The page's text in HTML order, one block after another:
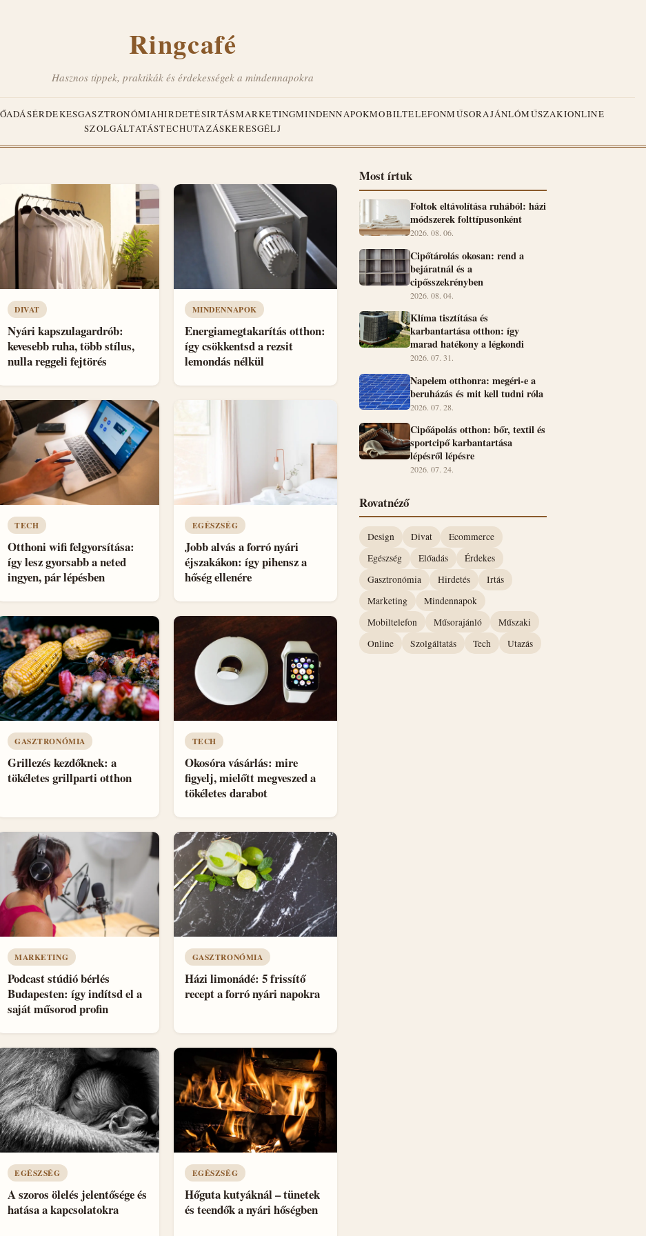
Ringcafé
Hasznos tippek, praktikák és érdekességek a mindennapokra
ÉRDEKESGASZTRONÓMIAHIRDETÉSIRTÁSMARKETINGMINDENNAPOKMOBILTELEFONMŰSORAJÁNLÓMŰSZAKIONLINE
SZOLGÁLTATÁSTECHUTAZÁSKERESGÉLJ
DIVAT
Nyári kapszulagardrób:
kevesebb ruha, több stílus,
nulla reggeli fejtörés
MINDENNAPOK
Energiamegtakarítás otthon:
így csökkentsd a rezsit
lemondás nélkül
TECH
Otthoni wifi felgyorsítása:
így lesz gyorsabb a neted
ingyen, pár lépésben
EGÉSZSÉG
Jobb alvás a forró nyári
éjszakákon: így pihensz a
hőség ellenére
GASZTRONÓMIA
Grillezés kezdőknek: a
tökéletes grillparti otthon
TECH
Okosóra vásárlás: mire
figyelj, mielőtt megveszed a
tökéletes darabot
MARKETING
Podcast stúdió bérlés
Budapesten: így indítsd el a
saját műsorod profin
GASZTRONÓMIA
Házi limonádé: 5 frissítő
recept a forró nyári napokra
EGÉSZSÉG
A szoros ölelés jelentősége és
hatása a kapcsolatokra
EGÉSZSÉG
Hőguta kutyáknál – tünetek
és teendők a nyári hőségben
Most írtuk
Foltok eltávolítása ruhából: házi
módszerek folttípusonként
2026. 08. 06.
Cipőtárolás okosan: rend a
bejáratnál és a
cipősszekrényben
2026. 08. 04.
Klíma tisztítása és
karbantartása otthon: így
marad hatékony a légkondi
2026. 07. 31.
Napelem otthonra: megéri-e a
beruházás és mit kell tudni róla
2026. 07. 28.
Cipőápolás otthon: bőr, textil és
sportcipő karbantartása
lépésről lépésre
2026. 07. 24.
Rovatnéző
Design Divat
Ecommerce
Egészség
Előadás
Érdekes
Gasztronómia
Hirdetés
Irtás
Marketing
Mindennapok
Mobiltelefon
Műsorajánló
Műszaki
Online
Szolgáltatás Tech Utazás